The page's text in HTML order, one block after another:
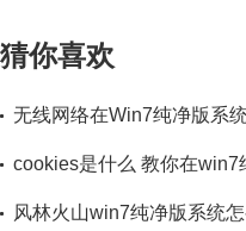
猜你喜欢